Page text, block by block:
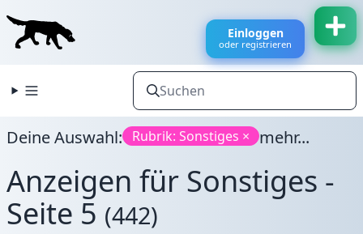
Einloggen
oder registrieren
Deine Auswahl: Rubrik: Sonstiges × mehr...
Anzeigen für Sonstiges -
Seite 5 (442)